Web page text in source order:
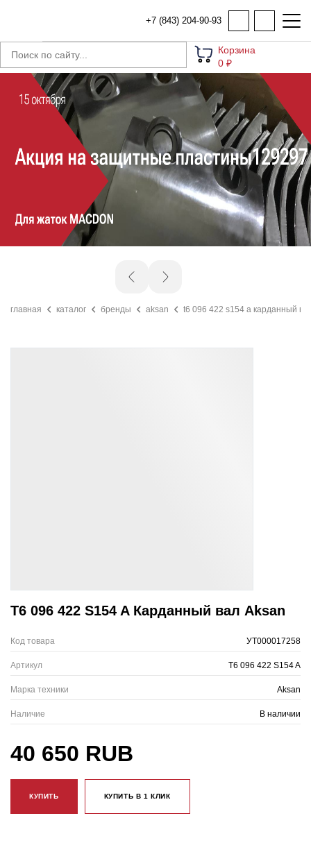
+7 (843) 204-90-93
Корзина
0 ₽
главная каталог бренды aksan t6 096 422 s154 a карданный
T6 096 422 S154 A Карданный вал Aksan
Код товара УТ000017258
Артикул T6 096 422 S154 A
Марка техники Aksan
Наличие В наличии
40 650 RUB
КУПИТЬ КУПИТЬ В 1 КЛИК